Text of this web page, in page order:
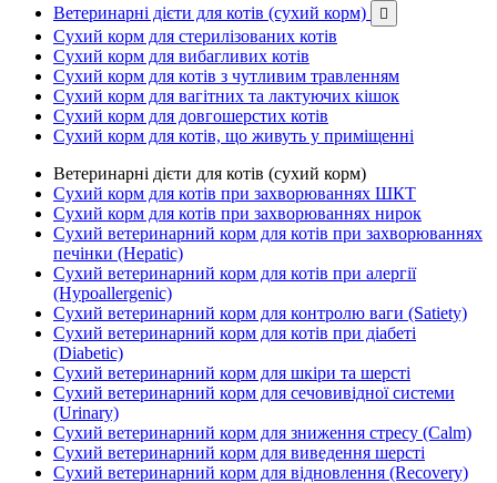
Ветеринарні дієти для котів (сухий корм)

Сухий корм для стерилізованих котів
Сухий корм для вибагливих котів
Сухий корм для котів з чутливим травленням
Сухий корм для вагітних та лактуючих кішок
Сухий корм для довгошерстих котів
Сухий корм для котів, що живуть у приміщенні
Ветеринарні дієти для котів (сухий корм)
Сухий корм для котів при захворюваннях ШКТ
Сухий корм для котів при захворюваннях нирок
Сухий ветеринарний корм для котів при захворюваннях
печінки (Hepatic)
Сухий ветеринарний корм для котів при алергії
(Hypoallergenic)
Сухий ветеринарний корм для контролю ваги (Satiety)
Сухий ветеринарний корм для котів при діабеті
(Diabetic)
Сухий ветеринарний корм для шкіри та шерсті
Сухий ветеринарний корм для сечовивідної системи
(Urinary)
Сухий ветеринарний корм для зниження стресу (Calm)
Сухий ветеринарний корм для виведення шерсті
Сухий ветеринарний корм для відновлення (Recovery)